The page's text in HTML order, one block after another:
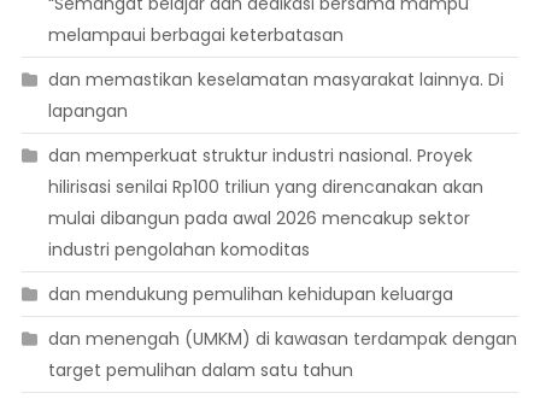
melampaui berbagai keterbatasan
dan memastikan keselamatan masyarakat lainnya. Di
lapangan
dan memperkuat struktur industri nasional. Proyek
hilirisasi senilai Rp100 triliun yang direncanakan akan
mulai dibangun pada awal 2026 mencakup sektor
industri pengolahan komoditas
dan mendukung pemulihan kehidupan keluarga
dan menengah (UMKM) di kawasan terdampak dengan
target pemulihan dalam satu tahun